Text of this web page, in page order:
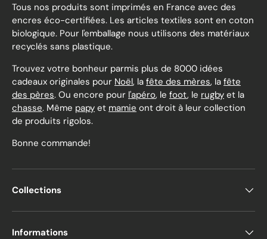
Tous nos produits sont imprimés en France avec des
encres éco-certifiées. Les articles textiles sont en coton
biologique. Pour l'emballage nous utilisons des matériaux
recyclés sans plastique.
Trouvez votre bonheur parmis plus de 8000 idées
cadeaux originales pour Noël, la fête des mères, la fête
des pères. Ou encore pour l'apéro, le foot, le rugby et la
chasse. Même papy et mamie ont droit à leur collection
de produits rigolos.
Bonne commande!
Collections
Informations